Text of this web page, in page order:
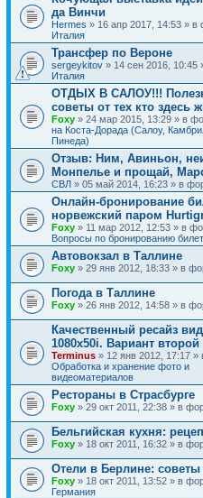
да Винчи
Hermes » 16 апр 2017, 14:53 »
Италия
Трансфер по Вероне
sergeykitov » 14 сен 2016,
Италия
ОТДЫХ В САЛОУ!!!
советы от тех кто здесь
Foxy » 24 мар 2015, 13:29 » в
на Коста-Дорада (Салоу,
Пинеда)
Отзыв: Ним, Авиньон,
Монпелье и прощай,
СВЛ » 05 май 2014, 16:23 » в
Онлайн-бронирование
норвежский паром
Foxy » 11 мар 2012, 12:53 » в
Вопросы по бронированию
Автовокзал в Таллине
Foxy » 29 янв 2012, 18:33 » в
Погода в Таллине
Foxy » 26 янв 2012, 14:58 » в
Качественный ресайз
1080x50i. Вариант второй
Terminus » 12 янв 2012, 17:17
Обработка и хранение фото и
видеоматериалов
Рестораны в Страсбурге
Foxy » 29 окт 2011, 22:38 » в
Бельгийская кухня:
Foxy » 18 окт 2011, 16:32 » в
Отели в Берлине:
Foxy » 18 окт 2011, 13:52 » в
Германия